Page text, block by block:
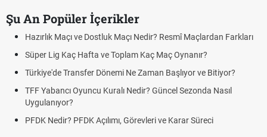
Şu An Popüler İçerikler
Hazırlık Maçı ve Dostluk Maçı Nedir? Resmî Maçlardan Farkları
Süper Lig Kaç Hafta ve Toplam Kaç Maç Oynanır?
Türkiye'de Transfer Dönemi Ne Zaman Başlıyor ve Bitiyor?
TFF Yabancı Oyuncu Kuralı Nedir? Güncel Sezonda Nasıl
Uygulanıyor?
PFDK Nedir? PFDK Açılımı, Görevleri ve Karar Süreci